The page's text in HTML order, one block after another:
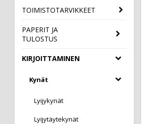
TOIMISTOTARVIKKEET
PAPERIT JA
TULOSTUS
KIRJOITTAMINEN
Kynät
Lyijykynät
Lyijytäytekynät